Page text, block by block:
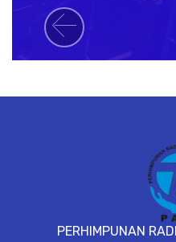
PERHIMPUNAN